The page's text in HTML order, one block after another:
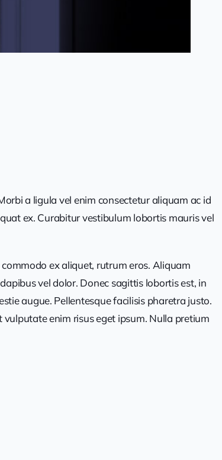
a ligula vel enim consectetur aliquam ac id
ex. Curabitur vestibulum lobortis mauris vel
ex aliquet, rutrum eros. Aliquam
vel dolor. Donec sagittis lobortis est, in
augue. Pellentesque facilisis pharetra justo.
enim risus eget ipsum. Nulla pretium